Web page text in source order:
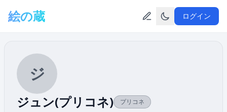
絵の蔵 ログイン
ジ
ジュン(プリコネ) プリコネ